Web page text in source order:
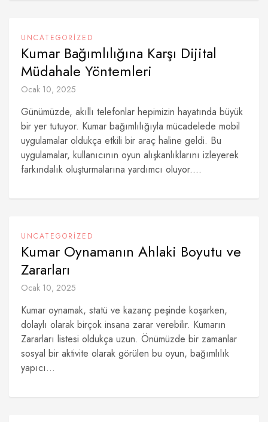
UNCATEGORIZED
Kumar Bağımlılığına Karşı Dijital
Müdahale Yöntemleri
Ocak 10, 2025
Günümüzde, akıllı telefonlar hepimizin hayatında büyük
bir yer tutuyor. Kumar bağımlılığıyla mücadelede mobil
uygulamalar oldukça etkili bir araç haline geldi. Bu
uygulamalar, kullanıcının oyun alışkanlıklarını izleyerek
farkındalık oluşturmalarına yardımcı oluyor....
UNCATEGORIZED
Kumar Oynamanın Ahlaki Boyutu ve
Zararları
Ocak 10, 2025
Kumar oynamak, statü ve kazanç peşinde koşarken,
dolaylı olarak birçok insana zarar verebilir. Kumarın
Zararları listesi oldukça uzun. Önümüzde bir zamanlar
sosyal bir aktivite olarak görülen bu oyun, bağımlılık
yapıcı...